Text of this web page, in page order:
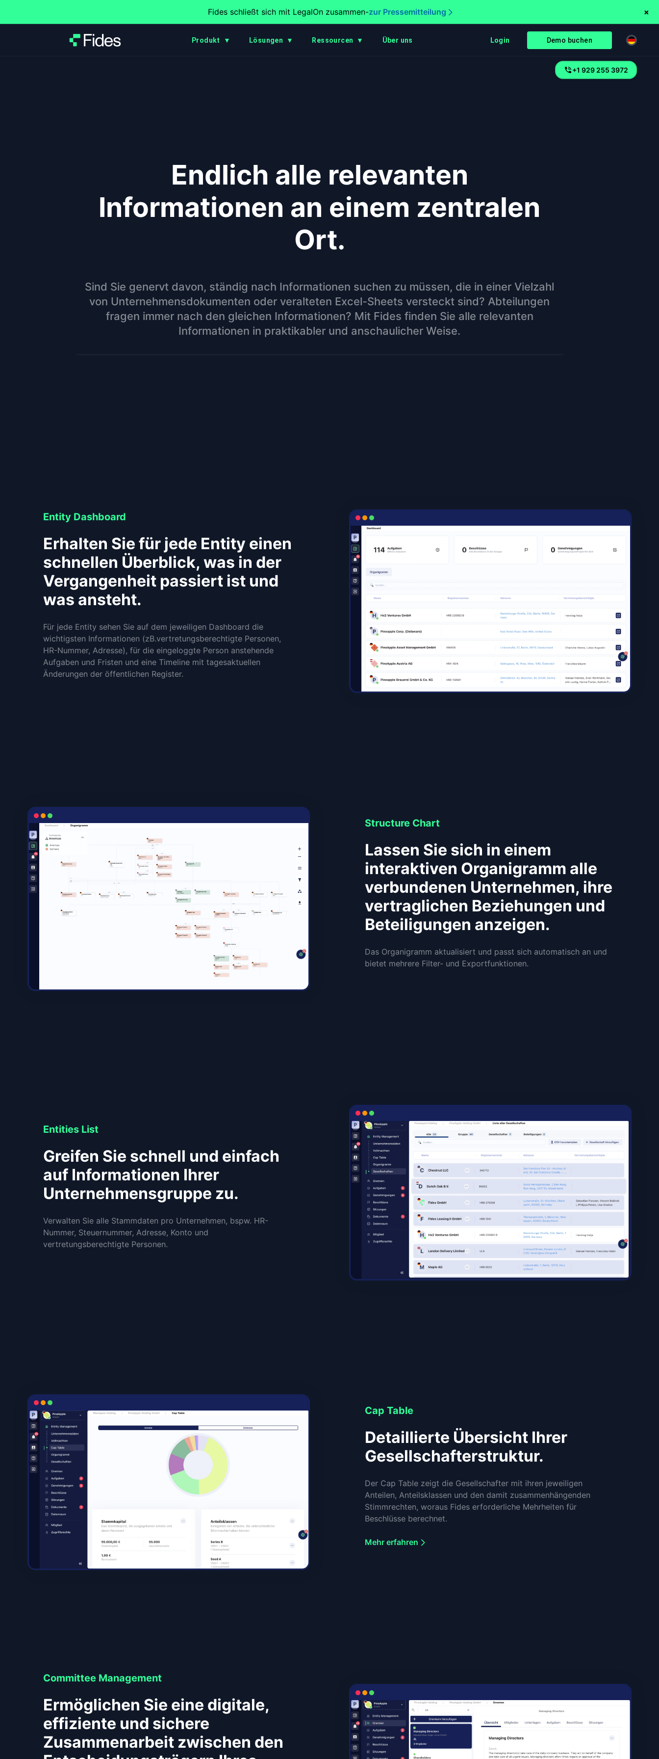
Fides schließt sich mit LegalOn zusammen-zur Pressemitteilung ×
Produkt ▼ Lösungen ▼ Ressourcen ▼ Über uns Login Demo buchen
+1 929 255 3972
Endlich alle relevanten
Informationen an einem zentralen
Ort.
Sind Sie genervt davon, ständig nach Informationen suchen zu müssen, die in einer Vielzahl
von Unternehmensdokumenten oder veralteten Excel-Sheets versteckt sind? Abteilungen
fragen immer nach den gleichen Informationen? Mit Fides finden Sie alle relevanten
Informationen in praktikabler und anschaulicher Weise.
Entity Dashboard
Erhalten Sie für jede Entity einen
schnellen Überblick, was in der
Vergangenheit passiert ist und
was ansteht.
Für jede Entity sehen Sie auf dem jeweiligen Dashboard die
wichtigsten Informationen (zB.vertretungsberechtigte Personen,
HR-Nummer, Adresse), für die eingeloggte Person anstehende
Aufgaben und Fristen und eine Timeline mit tagesaktuellen
Änderungen der öffentlichen Register.
Structure Chart
Lassen Sie sich in einem
interaktiven Organigramm alle
verbundenen Unternehmen, ihre
vertraglichen Beziehungen und
Beteiligungen anzeigen.
Das Organigramm aktualisiert und passt sich automatisch an und
bietet mehrere Filter- und Exportfunktionen.
Entities List
Greifen Sie schnell und einfach
auf Informationen Ihrer
Unternehmensgruppe zu.
Verwalten Sie alle Stammdaten pro Unternehmen, bspw. HR-
Nummer, Steuernummer, Adresse, Konto und
vertretungsberechtigte Personen.
Cap Table
Detaillierte Übersicht Ihrer
Gesellschafterstruktur.
Der Cap Table zeigt die Gesellschafter mit ihren jeweiligen
Anteilen, Anteilsklassen und den damit zusammenhängenden
Stimmrechten, woraus Fides erforderliche Mehrheiten für
Beschlüsse berechnet.
Mehr erfahren
Committee Management
Ermöglichen Sie eine digitale,
effiziente und sichere
Zusammenarbeit zwischen den